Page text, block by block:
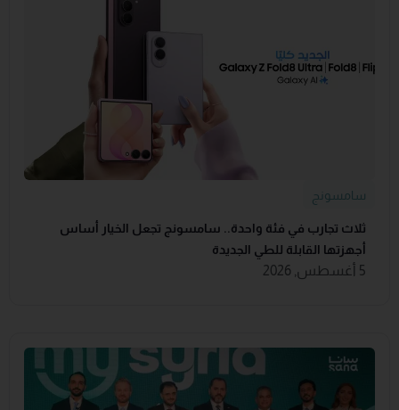
سامسونج
ثلاث تجارب في فئة واحدة.. سامسونج تجعل الخيار أساس
أجهزتها القابلة للطي الجديدة
5 أغسطس, 2026